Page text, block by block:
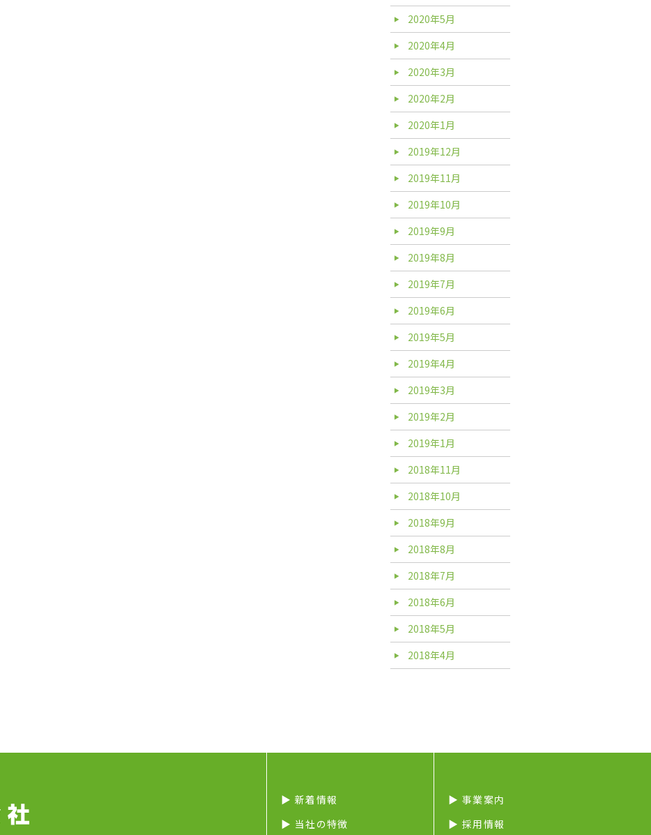
2020年5月
2020年4月
2020年3月
2020年2月
2020年1月
2019年12月
2019年11月
2019年10月
2019年9月
2019年8月
2019年7月
2019年6月
2019年5月
2019年4月
2019年3月
2019年2月
2019年1月
2018年11月
2018年10月
2018年9月
2018年8月
2018年7月
2018年6月
2018年5月
2018年4月
▶︎ 新着情報
▶︎ 当社の特徴
▶︎ 事業案内
▶︎ 採用情報